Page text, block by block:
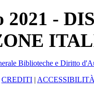
2021 -
Biblioteche e Diritto
CREDITI |